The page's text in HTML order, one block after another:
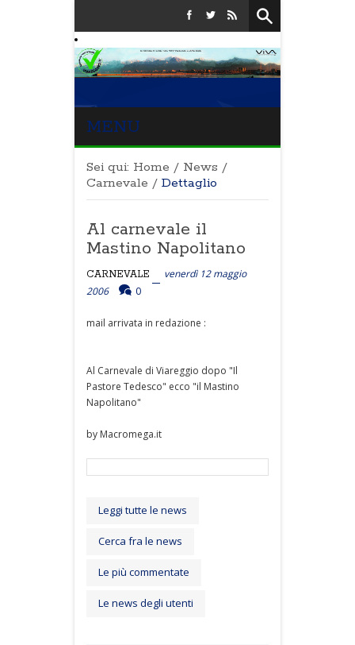
MENU
Sei qui: Home / News /
Carnevale / Dettaglio
Al carnevale il
Mastino Napolitano
CARNEVALE
venerdì 12 maggio
2006
0
mail arrivata in redazione :
Al Carnevale di Viareggio dopo "Il
Pastore Tedesco" ecco "il Mastino
Napolitano"
by Macromega.it
Leggi tutte le news
Cerca fra le news
Le più commentate
Le news degli utenti